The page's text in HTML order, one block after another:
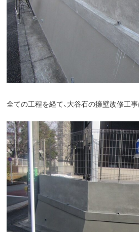
全ての工程を経て、大谷石の擁壁改修工事